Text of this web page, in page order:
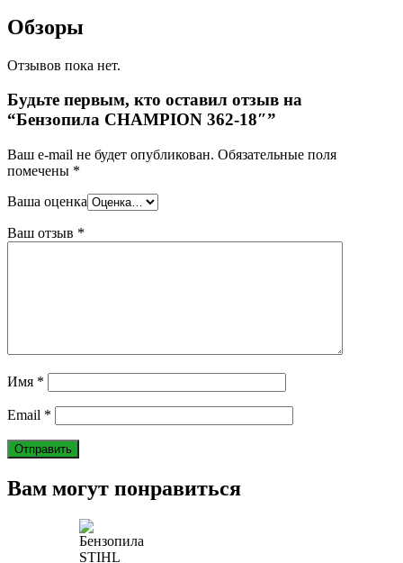
Обзоры
Отзывов пока нет.
Будьте первым, кто оставил отзыв на
“Бензопила CHAMPION 362-18″”
Ваш e-mail не будет опубликован. Обязательные поля
помечены *
Ваша оценка
Ваш отзыв *
Имя *
Email *
Вам могут понравиться